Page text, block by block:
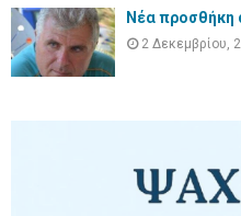
Νέα προσθήκη
2 Δεκεμβρίου,